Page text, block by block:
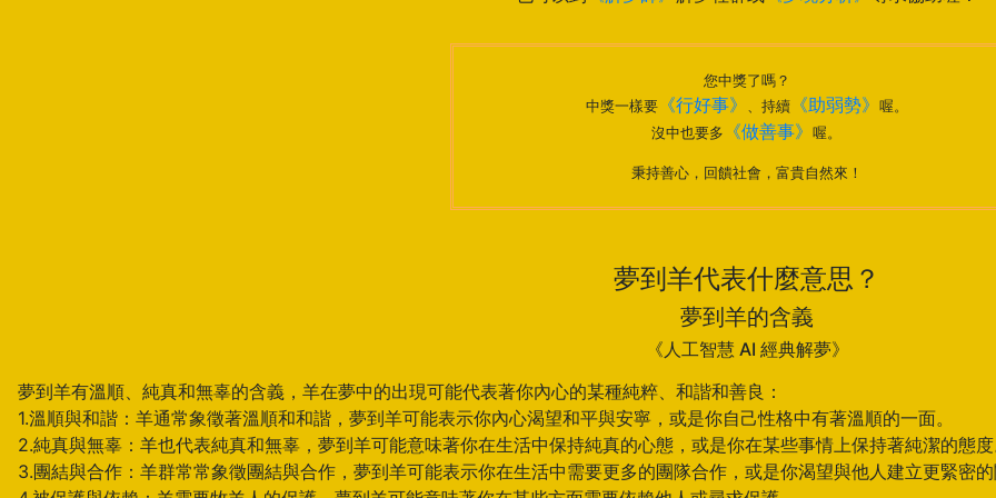
您中獎了嗎？
中獎一樣要《行好事》 、持續《助弱勢》 喔。
沒中也要多
《做善事》喔。
秉持善心，回饋社會，富貴自然來！
夢到羊代表什麼意思？
夢到羊的含義
《人工智慧 AI 經典解夢》
夢到羊有溫順、純真和無辜的含義，羊在夢中的出現可能代表著你內心的某種純粹、和諧和善良：
1.溫順與和諧：羊通常象徵著溫順和和諧，夢到羊可能表示你內心渴望和平與安寧，或是你自己性格中有著溫順的一面。
2.純真與無辜：羊也代表純真和無辜，夢到羊可能意味著你在生活中保持純真的心態，或是你在某些事情上保持著純潔的態度
3.團結與合作：羊群常常象徵團結與合作，夢到羊可能表示你在生活中需要更多的團隊合作，或是你渴望與他人建立更緊密的